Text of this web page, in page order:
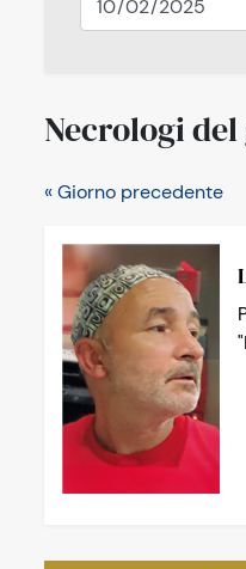
Necrologi
« Giorno precedente